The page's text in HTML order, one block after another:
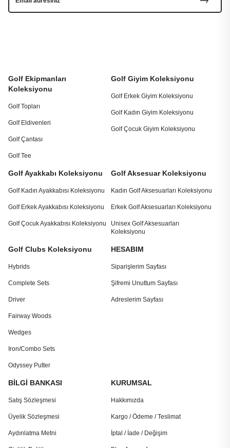
Golf Ekipmanları
Koleksiyonu
Golf Topları
Golf Eldivenleri
Golf Çantası
Golf Tee
Golf Giyim Koleksiyonu
Golf Erkek Giyim Koleksiyonu
Golf Kadın Giyim Koleksiyonu
Golf Çocuk Giyim Koleksiyonu
Golf Ayakkabı Koleksiyonu
Golf Kadın Ayakkabısı Koleksiyonu
Golf Erkek Ayakkabısı Koleksiyonu
Golf Çocuk Ayakkabısı Koleksiyonu
Golf Aksesuar Koleksiyonu
Kadın Golf Aksesuarları Koleksiyonu
Erkek Golf Aksesuarları Koleksiyonu
Unisex Golf Aksesuarları
Koleksiyonu
Golf Clubs Koleksiyonu
Hybrids
Complete Sets
Driver
Fairway Woods
Wedges
Iron/Combo Sets
Odyssey Putter
HESABIM
Siparişlerim Sayfası
Şifremi Unuttum Sayfası
Adreslerim Sayfası
BİLGİ BANKASI
Satış Sözleşmesi
Üyelik Sözleşmesi
Aydınlatma Metni
KURUMSAL
Hakkımızda
Kargo / Ödeme / Teslimat
İptal / İade / Değişim